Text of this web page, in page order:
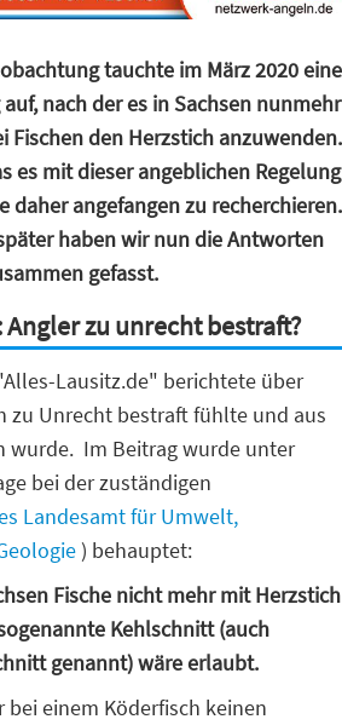
tauchte im März 2020 eine
nach der es in Sachsen nunmehr
Fischen den Herzstich anzuwenden.
es mit dieser angeblichen Regelung
daher angefangen zu recherchieren.
haben wir nun die Antworten
gefasst.
zu unrecht bestraft?
Lausitz.de" berichtete über
zu Unrecht bestraft fühlte und aus
wurde. Im Beitrag wurde unter
bei der zuständigen
Landesamt für Umwelt,
) behauptet:
Fische nicht mehr mit Herzstich
Kehlschnitt (auch
genannt) wäre erlaubt.
bei einem Köderfisch keinen